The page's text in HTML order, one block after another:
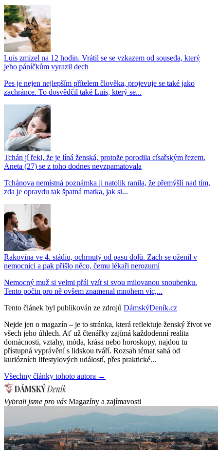
Luis zmizel na 12 hodin. Vrátil se se vzkazem od souseda, který
jeho páníčkům vyrazil dech
Pes je nejen nejlepším přítelem člověka, projevuje se také jako
zachránce. To dosvědčil také Luis, který se...
Tchán jí řekl, že je líná ženská, protože porodila císařským řezem.
Aneta (27) se z toho dodnes nevzpamatovala
Tchánova nemístná poznámka ji natolik ranila, že přemýšlí nad tím,
zda je opravdu tak špatná matka, jak si...
Rakovina ve 4. stádiu, ochrnutý od pasu dolů. Zach se oženil v
nemocnici a pak přišlo něco, čemu lékaři nerozumí
Nemocný muž si velmi přál vzít si svou milovanou snoubenku.
Tento počin pro ně ovšem znamenal mnohem víc,...
Tento článek byl publikován ze zdrojů DámskýDeník.cz
Nejde jen o magazín – je to stránka, která reflektuje ženský život ve
všech jeho úhlech. Ať už čtenářky zajímá každodenní realita
domácnosti, vztahy, móda, krása nebo horoskopy, najdou tu
přístupná vyprávění s lidskou tváří. Rozsah témat sahá od
kuriózních lifestylových událostí, přes praktické...
Všechny články tohoto autora →
Vybrali jsme pro vás Magazíny a zajímavosti